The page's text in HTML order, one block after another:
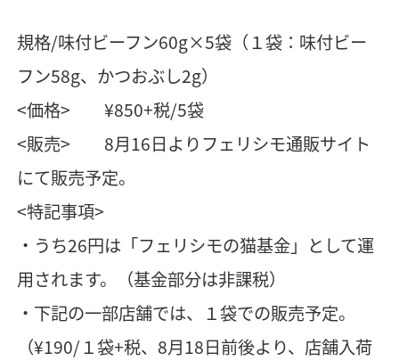
規格/味付ビーフン60g×5袋（１袋：味付ビー
フン58g、かつおぶし2g）
<価格> ¥850+税/5袋
<販売> 8月16日よりフェリシモ通販サイト
にて販売予定。
<特記事項>
・うち26円は「フェリシモの猫基金」として運
用されます。（基金部分は非課税）
・下記の一部店舗では、１袋での販売予定。
（¥190/１袋+税、8月18日前後より、店舗入荷